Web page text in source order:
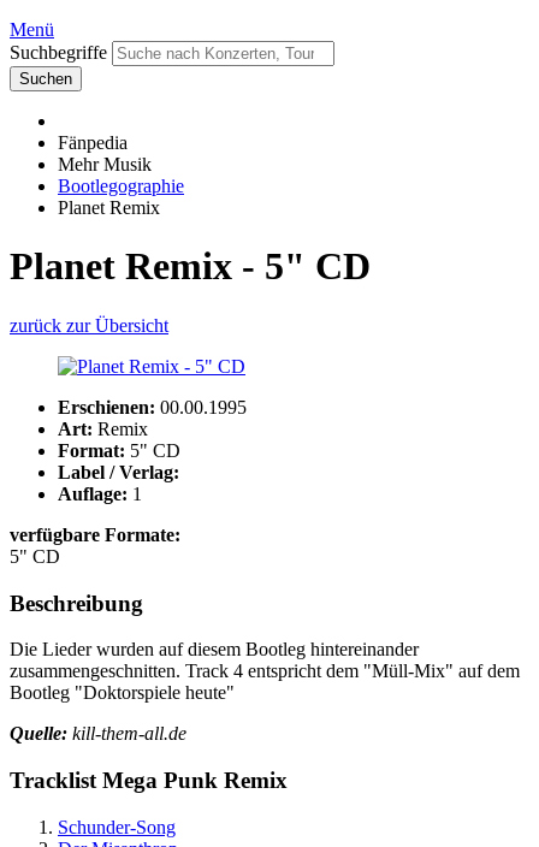
Menü
Suchbegriffe
Suchen
Fänpedia
Mehr Musik
Bootlegographie
Planet Remix
Planet Remix - 5" CD
zurück zur Übersicht
Erschienen: 00.00.1995
Art: Remix
Format: 5" CD
Label / Verlag:
Auflage: 1
verfügbare Formate:
5" CD
Beschreibung
Die Lieder wurden auf diesem Bootleg hintereinander
zusammengeschnitten. Track 4 entspricht dem "Müll-Mix" auf dem
Bootleg "Doktorspiele heute"
Quelle: kill-them-all.de
Tracklist Mega Punk Remix
Schunder-Song